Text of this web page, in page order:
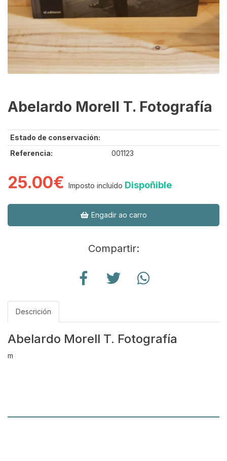
Abelardo Morell T. Fotografía
Estado de conservación:
Referencia:
001123
25.00€ Imposto incluído Dispoñible
Engadir ao carro
Compartir:
Descrición
Abelardo Morell T. Fotografía
m